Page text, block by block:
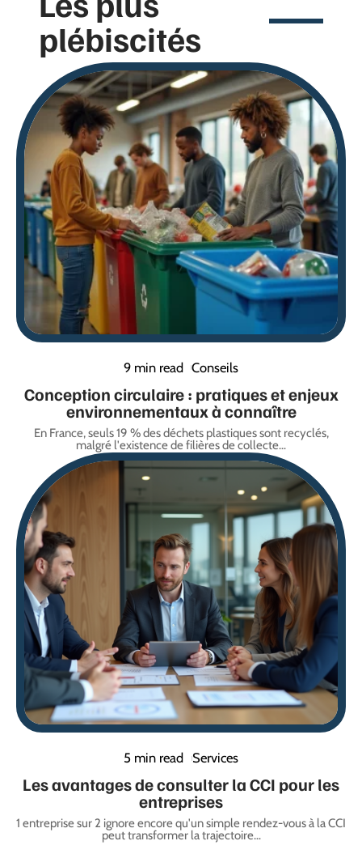
plébiscités
9 min read Conseils
Conception circulaire : pratiques et enjeux
environnementaux à connaître
En France, seuls 19 % des déchets plastiques sont recyclés,
malgré l'existence de filières de collecte…
5 min read Services
Les avantages de consulter la CCI pour les
entreprises
1 entreprise sur 2 ignore encore qu'un simple rendez-vous à la CCI
peut transformer la trajectoire…